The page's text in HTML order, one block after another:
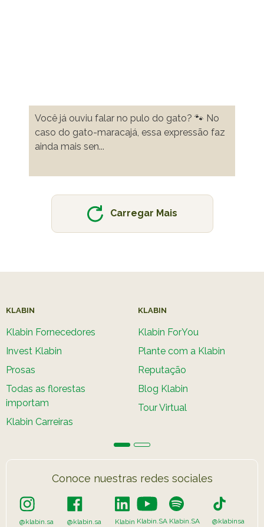
Você já ouviu falar no pulo do gato? 🐾 No
caso do gato-maracajá, essa expressão faz
ainda mais sen...
Carregar Mais
KLABIN
Klabin Fornecedores
Invest Klabin
Prosas
Todas as florestas
importam
Klabin Carreiras
KLABIN
Klabin ForYou
Plante com a Klabin
Reputação
Blog Klabin
Tour Virtual
Conoce nuestras redes sociales
@klabin.sa @klabin.sa Klabin Klabin.SA Klabin.SA @klabinsa